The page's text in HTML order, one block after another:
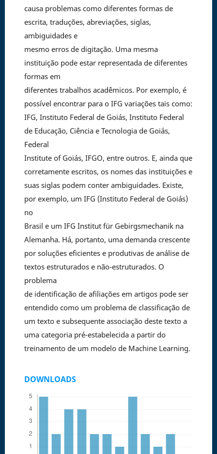
causa problemas como diferentes formas de
escrita, traduções, abreviações, siglas,
ambiguidades e
mesmo erros de digitação. Uma mesma
instituição pode estar representada de diferentes
formas em
diferentes trabalhos acadêmicos. Por exemplo, é
possível encontrar para o IFG variações tais como:
IFG, Instituto Federal de Goiás, Instituto Federal
de Educação, Ciência e Tecnologia de Goiás,
Federal
Institute of Goiás, IFGO, entre outros. E, ainda que
corretamente escritos, os nomes das instituições e
suas siglas podem conter ambiguidades. Existe,
por exemplo, um IFG (Instituto Federal de Goiás)
no
Brasil e um IFG Institut für Gebirgsmechanik na
Alemanha. Há, portanto, uma demanda crescente
por soluções eficientes e produtivas de análise de
textos estruturados e não-estruturados. O
problema
de identificação de afiliações em artigos pode ser
entendido como um problema de classificação de
um texto e subsequente associação deste texto a
uma categoria pré-estabelecida a partir do
treinamento de um modelo de Machine Learning.
DOWNLOADS